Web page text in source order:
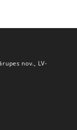
nov., LV-